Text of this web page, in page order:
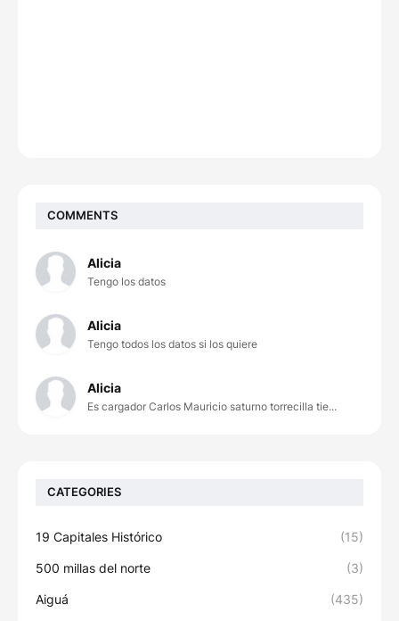
COMMENTS
Alicia
Tengo los datos
Alicia
Tengo todos los datos si los quiere
Alicia
Es cargador Carlos Mauricio saturno torrecilla tie...
CATEGORIES
19 Capitales Histórico (15)
500 millas del norte (3)
Aiguá (435)